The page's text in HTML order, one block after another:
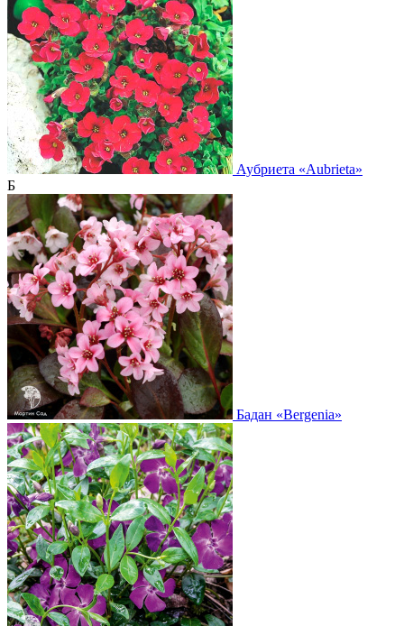
Аубриета «Aubrieta»
Б
Бадан «Bergenia»